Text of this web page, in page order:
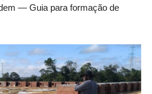
— Guia para formação de